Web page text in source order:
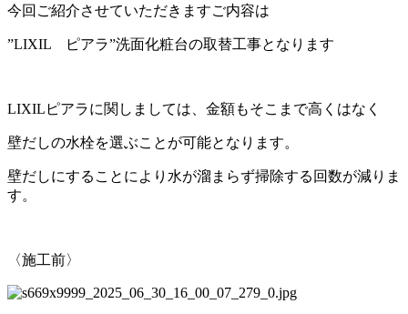
今回ご紹介させていただきますご内容は
”LIXIL ピアラ”洗面化粧台の取替工事となります
LIXILピアラに関しましては、金額もそこまで高くはなく
壁だしの水栓を選ぶことが可能となります。
壁だしにすることにより水が溜まらず掃除する回数が減りま
す。
〈施工前〉